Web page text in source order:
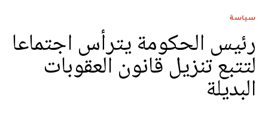
سياسة
رئيس الحكومة يترأس اجتماعا
لتتبع تنزيل قانون العقوبات
البديلة